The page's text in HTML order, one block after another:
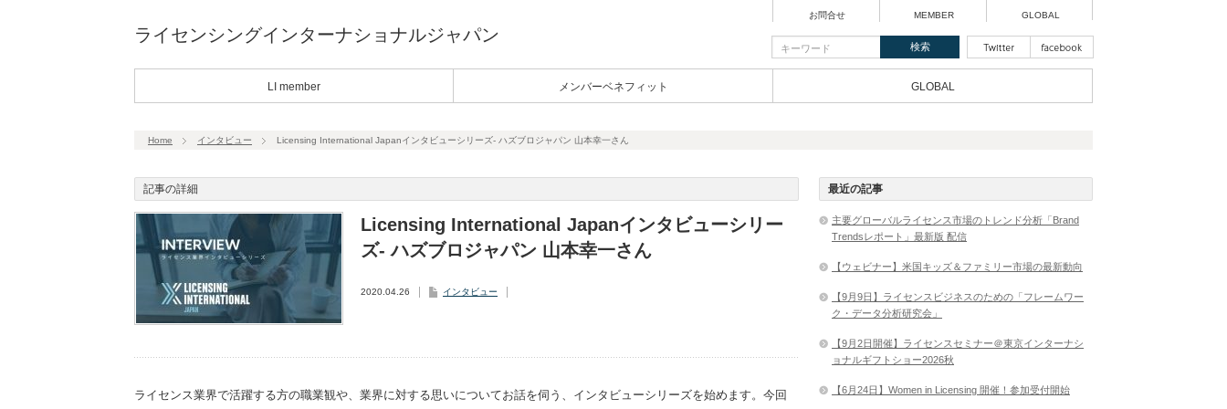
ライセンシングインターナショナルジャパン
お問合せ MEMBER GLOBAL
LI member メンバーベネフィット GLOBAL
Home インタビュー Licensing International Japanインタビューシリーズ- ハズブロジャパン 山本幸一さん
記事の詳細
Licensing International Japanインタビューシリー
ズ- ハズブロジャパン 山本幸一さん
2020.04.26 インタビュー
ライセンス業界で活躍する方の職業観や、業界に対する思いについてお話を伺う、インタビューシリーズを始めます。今回
最近の記事
主要グローバルライセンス市場のトレンド分析「Brand
Trendsレポート」最新版 配信
【ウェビナー】米国キッズ＆ファミリー市場の最新動向
【9月9日】ライセンスビジネスのための「フレームワー
ク・データ分析研究会」
【9月2日開催】ライセンスセミナー＠東京インターナシ
ョナルギフトショー2026秋
【6月24日】Women in Licensing 開催！参加受付開始